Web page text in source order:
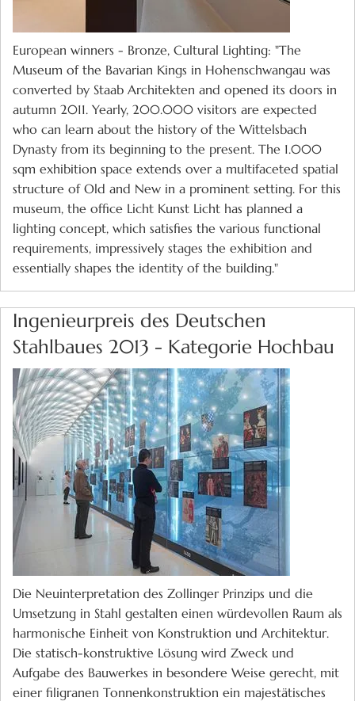
European winners - Bronze, Cultural Lighting: "The
Museum of the Bavarian Kings in Hohenschwangau was
converted by Staab Architekten and opened its doors in
autumn 2011. Yearly, 200.000 visitors are expected
who can learn about the history of the Wittelsbach
Dynasty from its beginning to the present. The 1.000
sqm exhibition space extends over a multifaceted spatial
structure of Old and New in a prominent setting. For this
museum, the office Licht Kunst Licht has planned a
lighting concept, which satisfies the various functional
requirements, impressively stages the exhibition and
essentially shapes the identity of the building."
Ingenieurpreis des Deutschen
Stahlbaues 2013 - Kategorie Hochbau
Die Neuinterpretation des Zollinger Prinzips und die
Umsetzung in Stahl gestalten einen würdevollen Raum als
harmonische Einheit von Konstruktion und Architektur.
Die statisch-konstruktive Lösung wird Zweck und
Aufgabe des Bauwerkes in besondere Weise gerecht, mit
einer filigranen Tonnenkonstruktion ein majestätisches